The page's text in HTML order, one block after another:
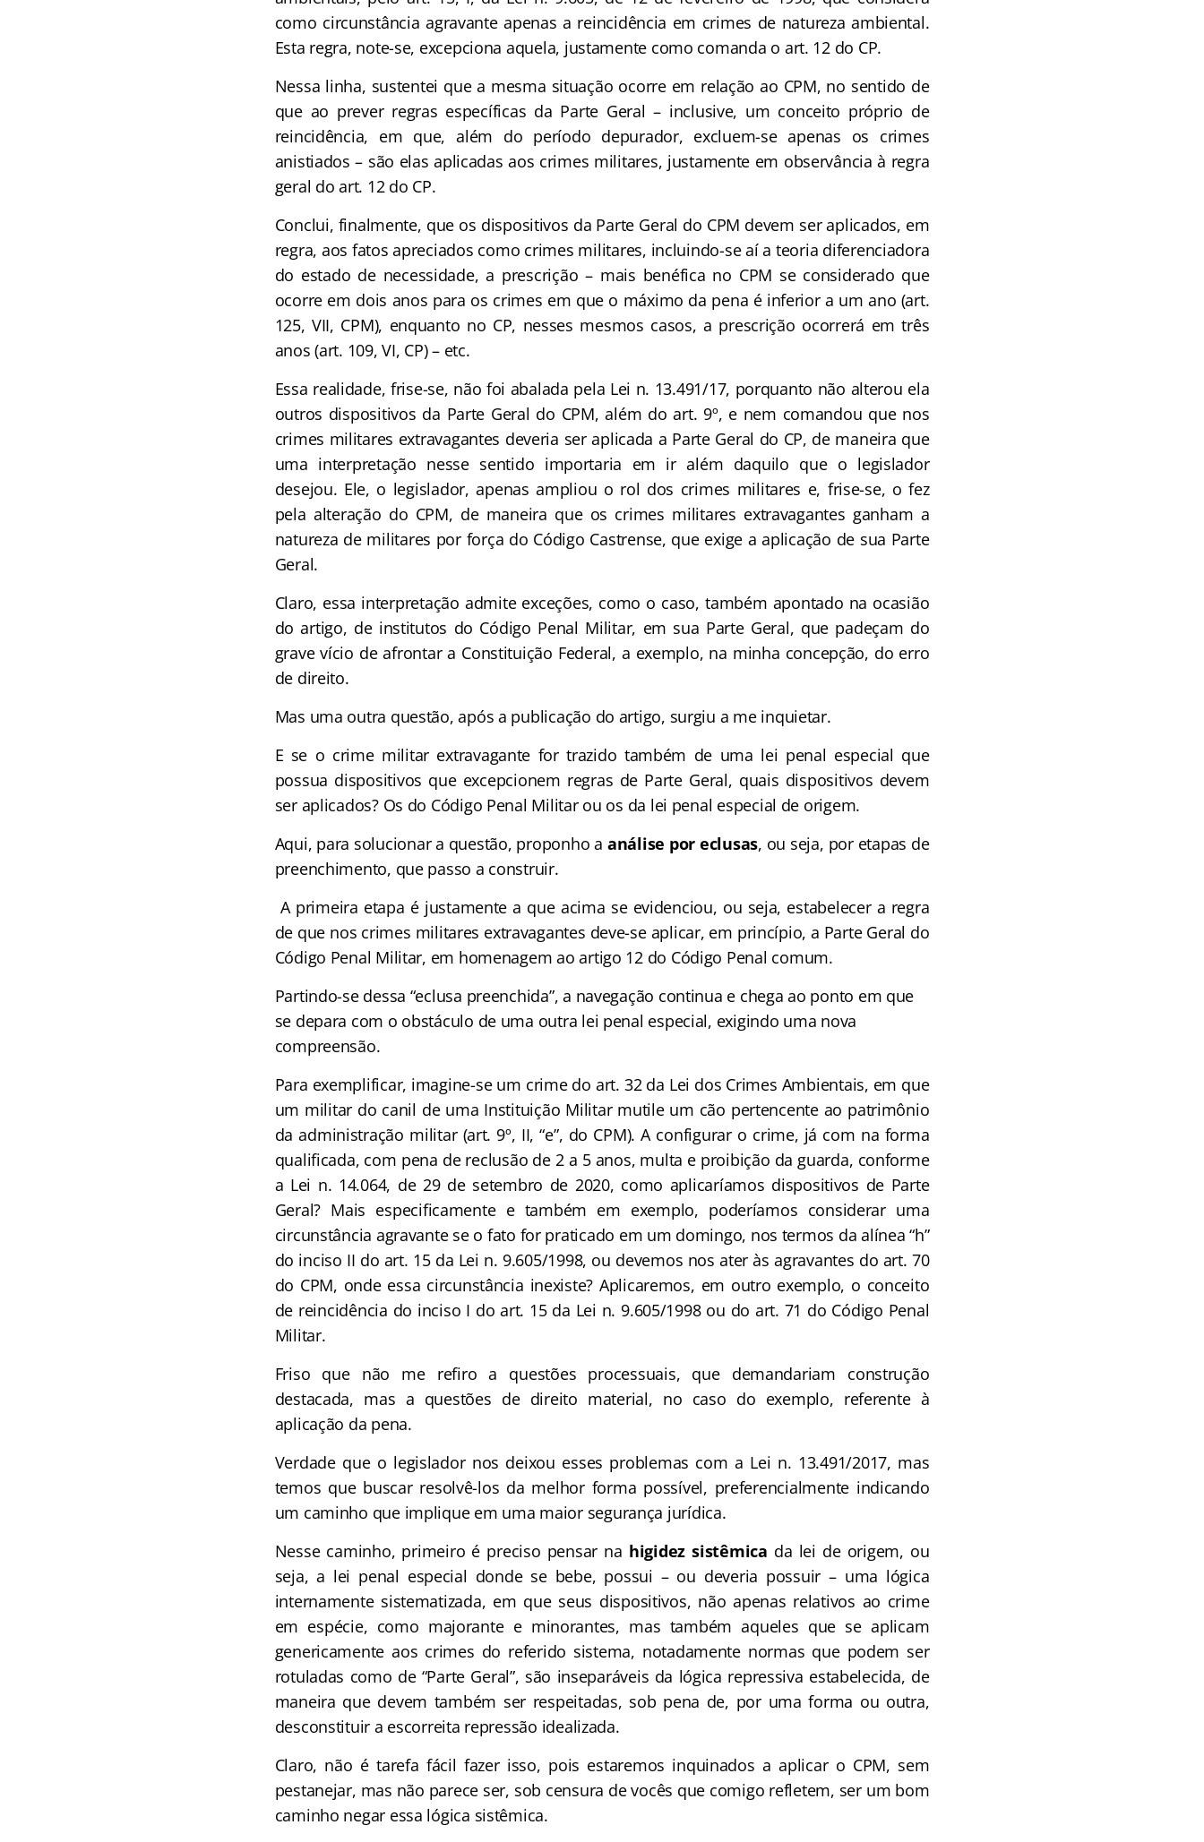
como circunstância agravante apenas a reincidência em crimes de natureza ambiental.
Esta regra, note-se, excepciona aquela, justamente como comanda o art. 12 do CP.
Nessa linha, sustentei que a mesma situação ocorre em relação ao CPM, no sentido de
que ao prever regras específicas da Parte Geral – inclusive, um conceito próprio de
reincidência, em que, além do período depurador, excluem-se apenas os crimes
anistiados – são elas aplicadas aos crimes militares, justamente em observância à regra
geral do art. 12 do CP.
Conclui, finalmente, que os dispositivos da Parte Geral do CPM devem ser aplicados, em
regra, aos fatos apreciados como crimes militares, incluindo-se aí a teoria diferenciadora
do estado de necessidade, a prescrição – mais benéfica no CPM se considerado que
ocorre em dois anos para os crimes em que o máximo da pena é inferior a um ano (art.
125, VII, CPM), enquanto no CP, nesses mesmos casos, a prescrição ocorrerá em três
anos (art. 109, VI, CP) – etc.
Essa realidade, frise-se, não foi abalada pela Lei n. 13.491/17, porquanto não alterou ela
outros dispositivos da Parte Geral do CPM, além do art. 9º, e nem comandou que nos
crimes militares extravagantes deveria ser aplicada a Parte Geral do CP, de maneira que
uma interpretação nesse sentido importaria em ir além daquilo que o legislador
desejou. Ele, o legislador, apenas ampliou o rol dos crimes militares e, frise-se, o fez
pela alteração do CPM, de maneira que os crimes militares extravagantes ganham a
natureza de militares por força do Código Castrense, que exige a aplicação de sua Parte
Geral.
Claro, essa interpretação admite exceções, como o caso, também apontado na ocasião
do artigo, de institutos do Código Penal Militar, em sua Parte Geral, que padeçam do
grave vício de afrontar a Constituição Federal, a exemplo, na minha concepção, do erro
de direito.
Mas uma outra questão, após a publicação do artigo, surgiu a me inquietar.
E se o crime militar extravagante for trazido também de uma lei penal especial que
possua dispositivos que excepcionem regras de Parte Geral, quais dispositivos devem
ser aplicados? Os do Código Penal Militar ou os da lei penal especial de origem.
Aqui, para solucionar a questão, proponho a análise por eclusas, ou seja, por etapas de
preenchimento, que passo a construir.
A primeira etapa é justamente a que acima se evidenciou, ou seja, estabelecer a regra
de que nos crimes militares extravagantes deve-se aplicar, em princípio, a Parte Geral do
Código Penal Militar, em homenagem ao artigo 12 do Código Penal comum.
Partindo-se dessa “eclusa preenchida”, a navegação continua e chega ao ponto em que
se depara com o obstáculo de uma outra lei penal especial, exigindo uma nova
compreensão.
Para exemplificar, imagine-se um crime do art. 32 da Lei dos Crimes Ambientais, em que
um militar do canil de uma Instituição Militar mutile um cão pertencente ao patrimônio
da administração militar (art. 9º, II, “e”, do CPM). A configurar o crime, já com na forma
qualificada, com pena de reclusão de 2 a 5 anos, multa e proibição da guarda, conforme
a Lei n. 14.064, de 29 de setembro de 2020, como aplicaríamos dispositivos de Parte
Geral? Mais especificamente e também em exemplo, poderíamos considerar uma
circunstância agravante se o fato for praticado em um domingo, nos termos da alínea “h”
do inciso II do art. 15 da Lei n. 9.605/1998, ou devemos nos ater às agravantes do art. 70
do CPM, onde essa circunstância inexiste? Aplicaremos, em outro exemplo, o conceito
de reincidência do inciso I do art. 15 da Lei n. 9.605/1998 ou do art. 71 do Código Penal
Militar.
Friso que não me refiro a questões processuais, que demandariam construção
destacada, mas a questões de direito material, no caso do exemplo, referente à
aplicação da pena.
Verdade que o legislador nos deixou esses problemas com a Lei n. 13.491/2017, mas
temos que buscar resolvê-los da melhor forma possível, preferencialmente indicando
um caminho que implique em uma maior segurança jurídica.
Nesse caminho, primeiro é preciso pensar na higidez sistêmica da lei de origem, ou
seja, a lei penal especial donde se bebe, possui – ou deveria possuir – uma lógica
internamente sistematizada, em que seus dispositivos, não apenas relativos ao crime
em espécie, como majorante e minorantes, mas também aqueles que se aplicam
genericamente aos crimes do referido sistema, notadamente normas que podem ser
rotuladas como de “Parte Geral”, são inseparáveis da lógica repressiva estabelecida, de
maneira que devem também ser respeitadas, sob pena de, por uma forma ou outra,
desconstituir a escorreita repressão idealizada.
Claro, não é tarefa fácil fazer isso, pois estaremos inquinados a aplicar o CPM, sem
pestanejar, mas não parece ser, sob censura de vocês que comigo refletem, ser um bom
caminho negar essa lógica sistêmica.